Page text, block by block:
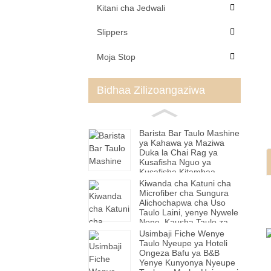
Kitani cha Jedwali
Slippers
Moja Stop
Bidhaa Zilizoangaziwa
Barista Bar Taulo Mashine
ya Kahawa ya Maziwa
Duka la Chai Rag ya
Kusafisha Nguo ya
Kusafisha Kitambaa
Kidogo Cheupe cha
Mraba.
Kiwanda cha Katuni cha
Microfiber cha Sungura
Alichochapwa cha Uso
Taulo Laini, yenye Nywele
Nene, Kausha Taulo za
Nywele.
Usimbaji Fiche Wenye
Taulo Nyeupe ya Hoteli
Ongeza Bafu ya B&B
Yenye Kunyonya Nyeupe